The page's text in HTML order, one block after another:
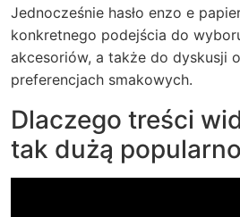
Jednocześnie hasło enzo e
konkretnego podejścia do
akcesoriów, a także do dyskusji
preferencjach smakowych.
Dlaczego treści
tak dużą